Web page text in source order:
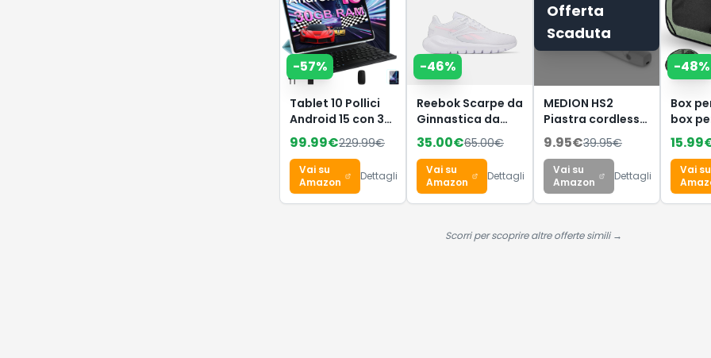
-57%
Tablet 10 Pollici
Android 15 con 30
GB RAM+2TB ROM
Espansione,
Widevine L1
99.99€229.99€
Vai su
Amazon
Dettagli
-46%
Reebok Scarpe da
Ginnastica da
Donna, Split Flex
Ftwr
White/Frosted
Berry, 38 EU, Ftwr
White Frosted
35.00€65.00€
Vai su
Amazon
Dettagli
Offerta
Scaduta
MEDION HS2
Piastra cordless
con display
(indicatore di
temperatura e
batteria, 5
impostazioni di
piastre
9.95€39.95€
Vai su
Amazon
Dettagli
-48%
Box
box
per
conigli,
–
15.99
Vai su
Scorri per scoprire altre offerte simili →